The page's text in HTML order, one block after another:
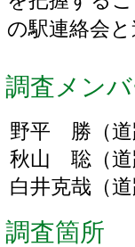
の駅連絡会
調査メン
野平 勝（道
秋山 聡（道
白井克哉（道
調査箇所